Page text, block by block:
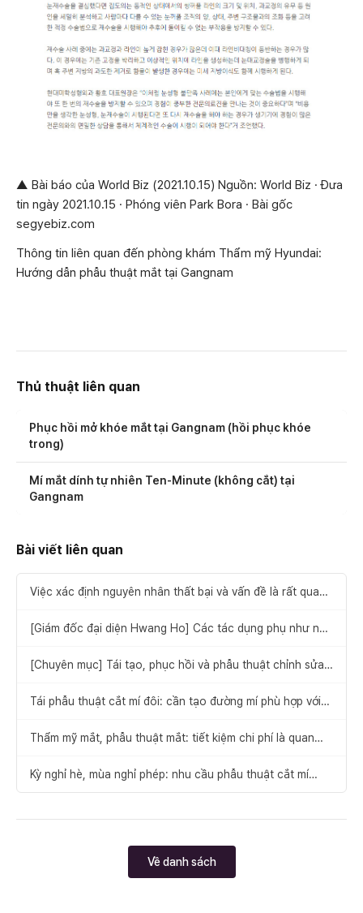
▲ Bài báo của World Biz (2021.10.15) Nguồn: World Biz · Đưa
tin ngày 2021.10.15 · Phóng viên Park Bora · Bài gốc
segyebiz.com
Thông tin liên quan đến phòng khám Thẩm mỹ Hyundai:
Hướng dẫn phẫu thuật mắt tại Gangnam
Thủ thuật liên quan
Phục hồi mở khóe mắt tại Gangnam (hồi phục khóe
trong)
Mí mắt dính tự nhiên Ten-Minute (không cắt) tại
Gangnam
Bài viết liên quan
Việc xác định nguyên nhân thất bại và vấn đề là rất quan
ưu tiên hơn chi phí
[Giám đốc đại diện Hwang Ho] Các tác dụng phụ như nếp
khi tái phẫu thuật mắt?
[Chuyên mục] Tái tạo, phục hồi và phẫu thuật chỉnh sửa
trọng
Tái phẫu thuật cắt mí đôi: cần tạo đường mí phù hợp với
Thẩm mỹ mắt, phẫu thuật mắt: tiết kiệm chi phí là quan
Kỳ nghỉ hè, mùa nghỉ phép: nhu cầu phẫu thuật cắt mí
không lo sưng nề ngày càng tăng
Về danh sách